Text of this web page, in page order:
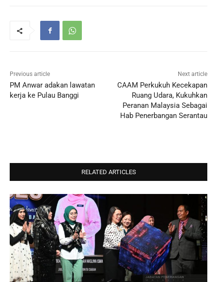
Previous article
PM Anwar adakan lawatan
kerja ke Pulau Banggi
Next article
CAAM Perkukuh Kecekapan
Ruang Udara, Kukuhkan
Peranan Malaysia Sebagai
Hab Penerbangan Serantau
RELATED ARTICLES